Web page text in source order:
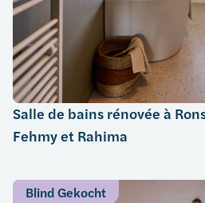
Salle de bains rénovée à
Fehmy et Rahima
Blind Gekocht